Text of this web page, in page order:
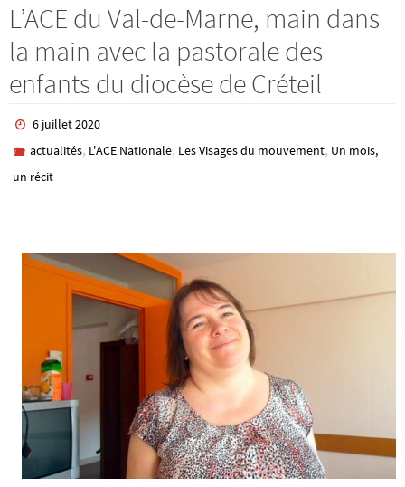
L’ACE du Val-de-Marne, main dans
la main avec la pastorale des
enfants du diocèse de Créteil
6 juillet 2020
actualités, L'ACE Nationale, Les Visages du mouvement, Un mois,
un récit